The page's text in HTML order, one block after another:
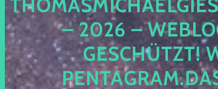
– 2026 –
ESCHÜTZT!